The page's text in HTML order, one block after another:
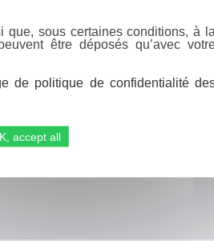
que, sous certaines conditions, à la
être déposés qu’avec
de politique de confidentialité
accept all